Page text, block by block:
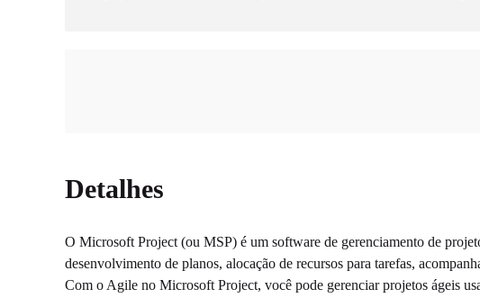
Detalhes
O Microsoft Project (ou MSP) é um software de gerenciamento de
desenvolvimento de planos, alocação de recursos para tarefas,
Com o Agile no Microsoft Project, você pode gerenciar projetos ágeis